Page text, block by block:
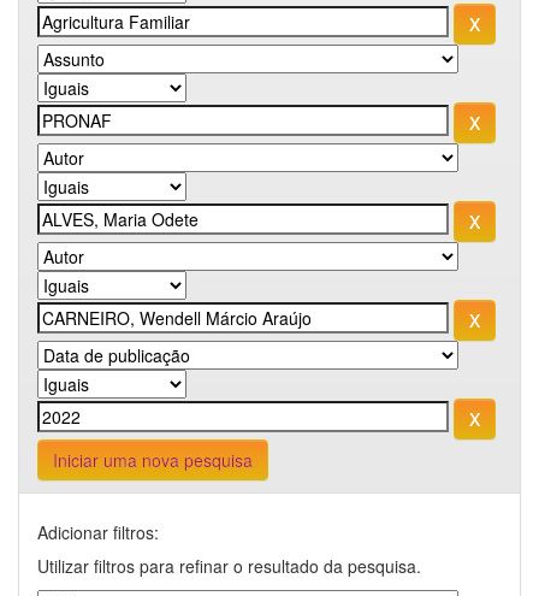
Iniciar uma nova pesquisa
Adicionar filtros:
Utilizar filtros para refinar o resultado da pesquisa.